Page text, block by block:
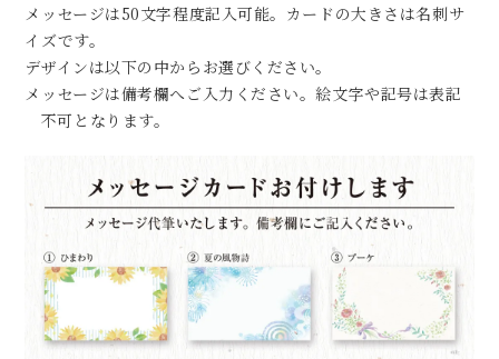
メッセージは50文字程度記入可能。カードの大きさは名刺サ
イズです。
デザインは以下の中からお選びください。
メッセージは備考欄へご入力ください。絵文字や記号は表記
不可となります。